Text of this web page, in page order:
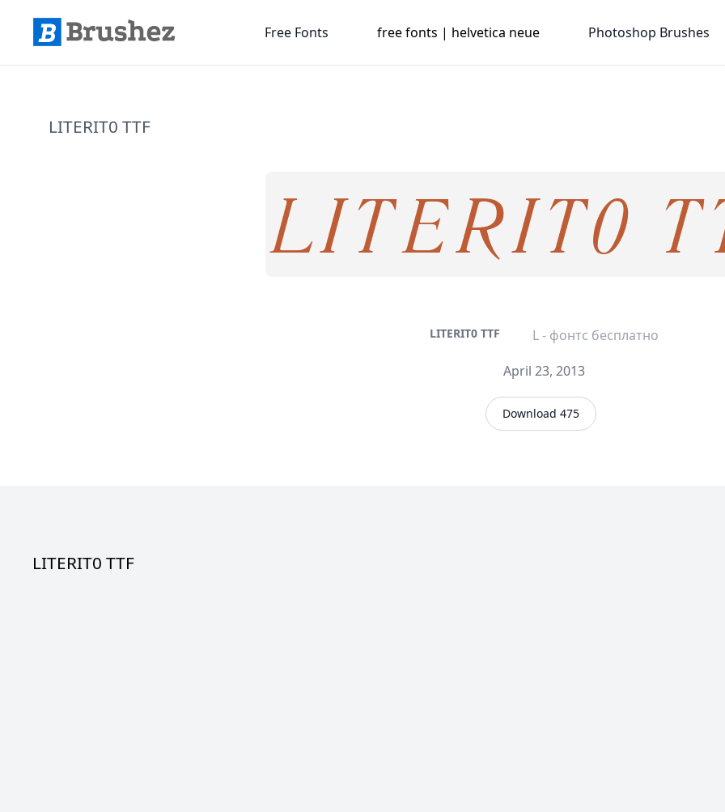
Free Fonts free fonts | helvetica neue Photoshop Brushes
LITERIT0 TTF
LITERIT0 TTF
L - фонтс бесплатно
April 23, 2013
Download 475
LITERIT0 TTF